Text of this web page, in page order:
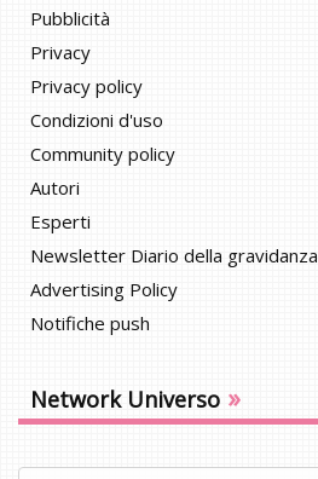
Pubblicità
Privacy
Privacy policy
Condizioni d'uso
Community policy
Autori
Esperti
Newsletter Diario della gravidanza
Advertising Policy
Notifiche push
Network Universo »